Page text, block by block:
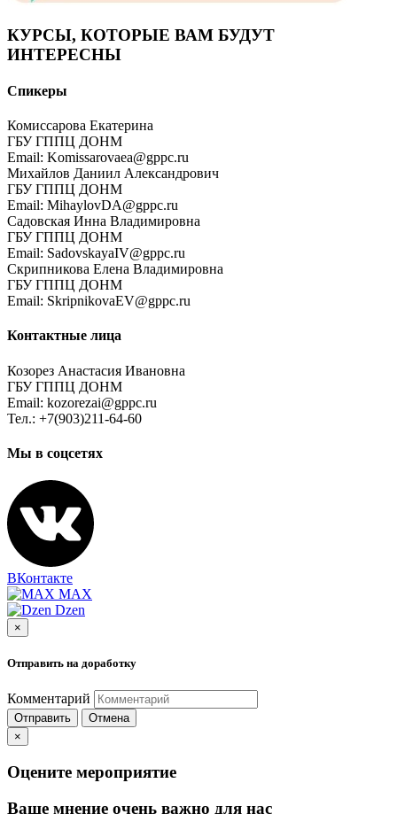
КУРСЫ, КОТОРЫЕ ВАМ БУДУТ
ИНТЕРЕСНЫ
Спикеры
Комиссарова Екатерина
ГБУ ГППЦ ДОНМ
Email: Komissarovaea@gppc.ru
Михайлов Даниил Александрович
ГБУ ГППЦ ДОНМ
Email: MihaylovDA@gppc.ru
Садовская Инна Владимировна
ГБУ ГППЦ ДОНМ
Email: SadovskayaIV@gppc.ru
Скрипникова Елена Владимировна
ГБУ ГППЦ ДОНМ
Email: SkripnikovaEV@gppc.ru
Контактные лица
Козорез Анастасия Ивановна
ГБУ ГППЦ ДОНМ
Email: kozorezai@gppc.ru
Тел.: +7(903)211-64-60
Мы в соцсетях
ВКонтакте
MAX
Dzen
×
Отправить на доработку
Комментарий
Отправить
Отмена
×
Оцените мероприятие
Ваше мнение очень важно для нас